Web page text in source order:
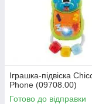
Іграшка-підвіска
Phone (09708.00)
Готово до відправки